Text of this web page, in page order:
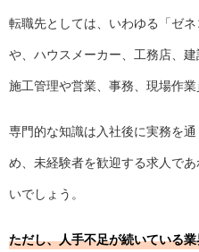
転職先としては、いわゆる「ゼ
や、ハウスメーカー、工務店、
施工管理や営業、事務、現場作業
専門的な知識は入社後に実務を
め、未経験者を歓迎する求人で
いでしょう。
ただし、人手不足が続いている